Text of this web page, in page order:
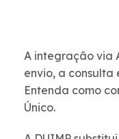
A integração via
envio, a consulta
Entenda como
Único.